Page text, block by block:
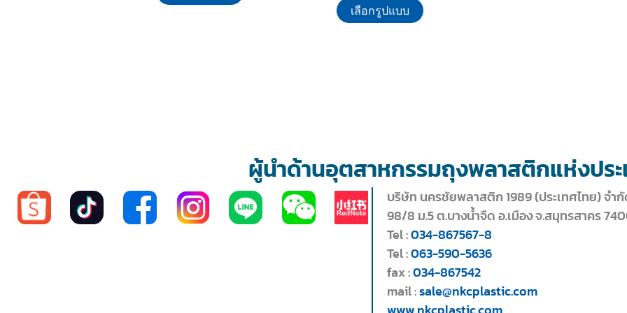
เลือกรูปแบบ
ผู้นำด้านอุตสาหกรรมถุงพลาสติกแห่งประ
บริษัท นครชัยพลาสติก 1989 (ประเทศไทย) จำ
98/8 ม.5 ต.บางน้ำจืด อ.เมือง จ.สมุทรสาคร
Tel :034-867567-8
Tel :063-590-5636
fax :034-867542
mail :sale@nkcplastic.com